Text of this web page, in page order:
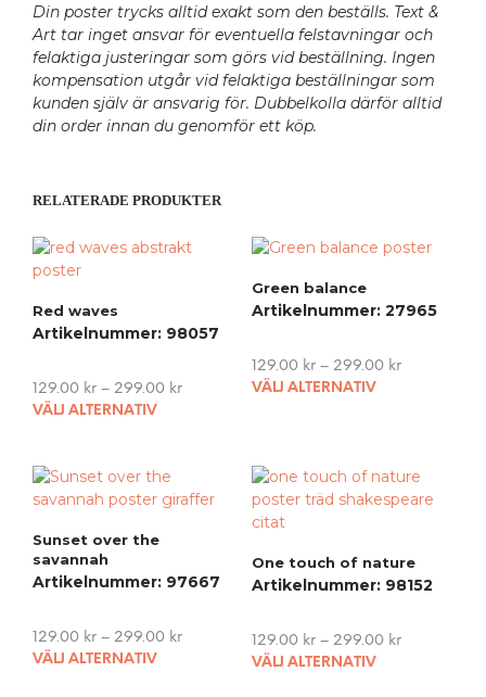
Din poster trycks alltid exakt som den beställs. Text &
Art tar inget ansvar för eventuella felstavningar och
felaktiga justeringar som görs vid beställning. Ingen
kompensation utgår vid felaktiga beställningar som
kunden själv är ansvarig för. Dubbelkolla därför alltid
din order innan du genomför ett köp.
RELATERADE PRODUKTER
Red waves
Artikelnummer: 98057
129.00 kr – 299.00 kr
VÄLJ ALTERNATIV
multiple
variants.
The
may
be
on
the
Green balance
Artikelnummer: 27965
129.00 kr– 299.00 kr
VÄLJ ALTERNATIV
Sunset over the
savannah
Artikelnummer: 97667
129.00 kr – 299.00 kr
VÄLJ ALTERNATIV
This
One touch of nature
Artikelnummer: 98152
129.00 kr– 299.00 kr
VÄLJ ALTERNATIV